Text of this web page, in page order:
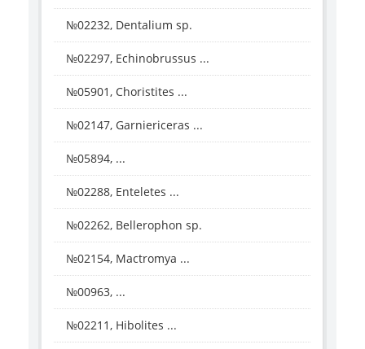
№02232, Dentalium sp.
№02297, Echinobrussus ...
№05901, Choristites ...
№02147, Garniericeras ...
№05894, ...
№02288, Enteletes ...
№02262, Bellerophon sp.
№02154, Mactromya ...
№00963, ...
№02211, Hibolites ...